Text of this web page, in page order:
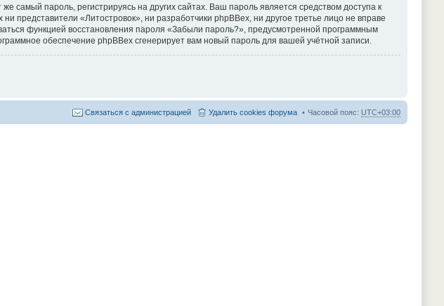
пароль, регистрируясь на других сайтах. Ваш пароль является средством доступа к
представители «Литостровок», ни разработчики phpBBex, ни другое третье лицо не вправе
функцией восстановления пароля «Забыли пароль?», предусмотренной программным
обеспечение phpBBex сгенерирует вам новый пароль для вашей учётной записи.
Часовой пояс: UTC+03:00
Удалить cookies форума
Связаться с администрацией